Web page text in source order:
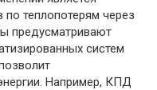
теплопотерям через
предусматривают
систем
Например, КПД